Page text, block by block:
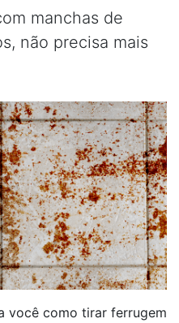
manchas de
não precisa mais
você como tirar ferrugem